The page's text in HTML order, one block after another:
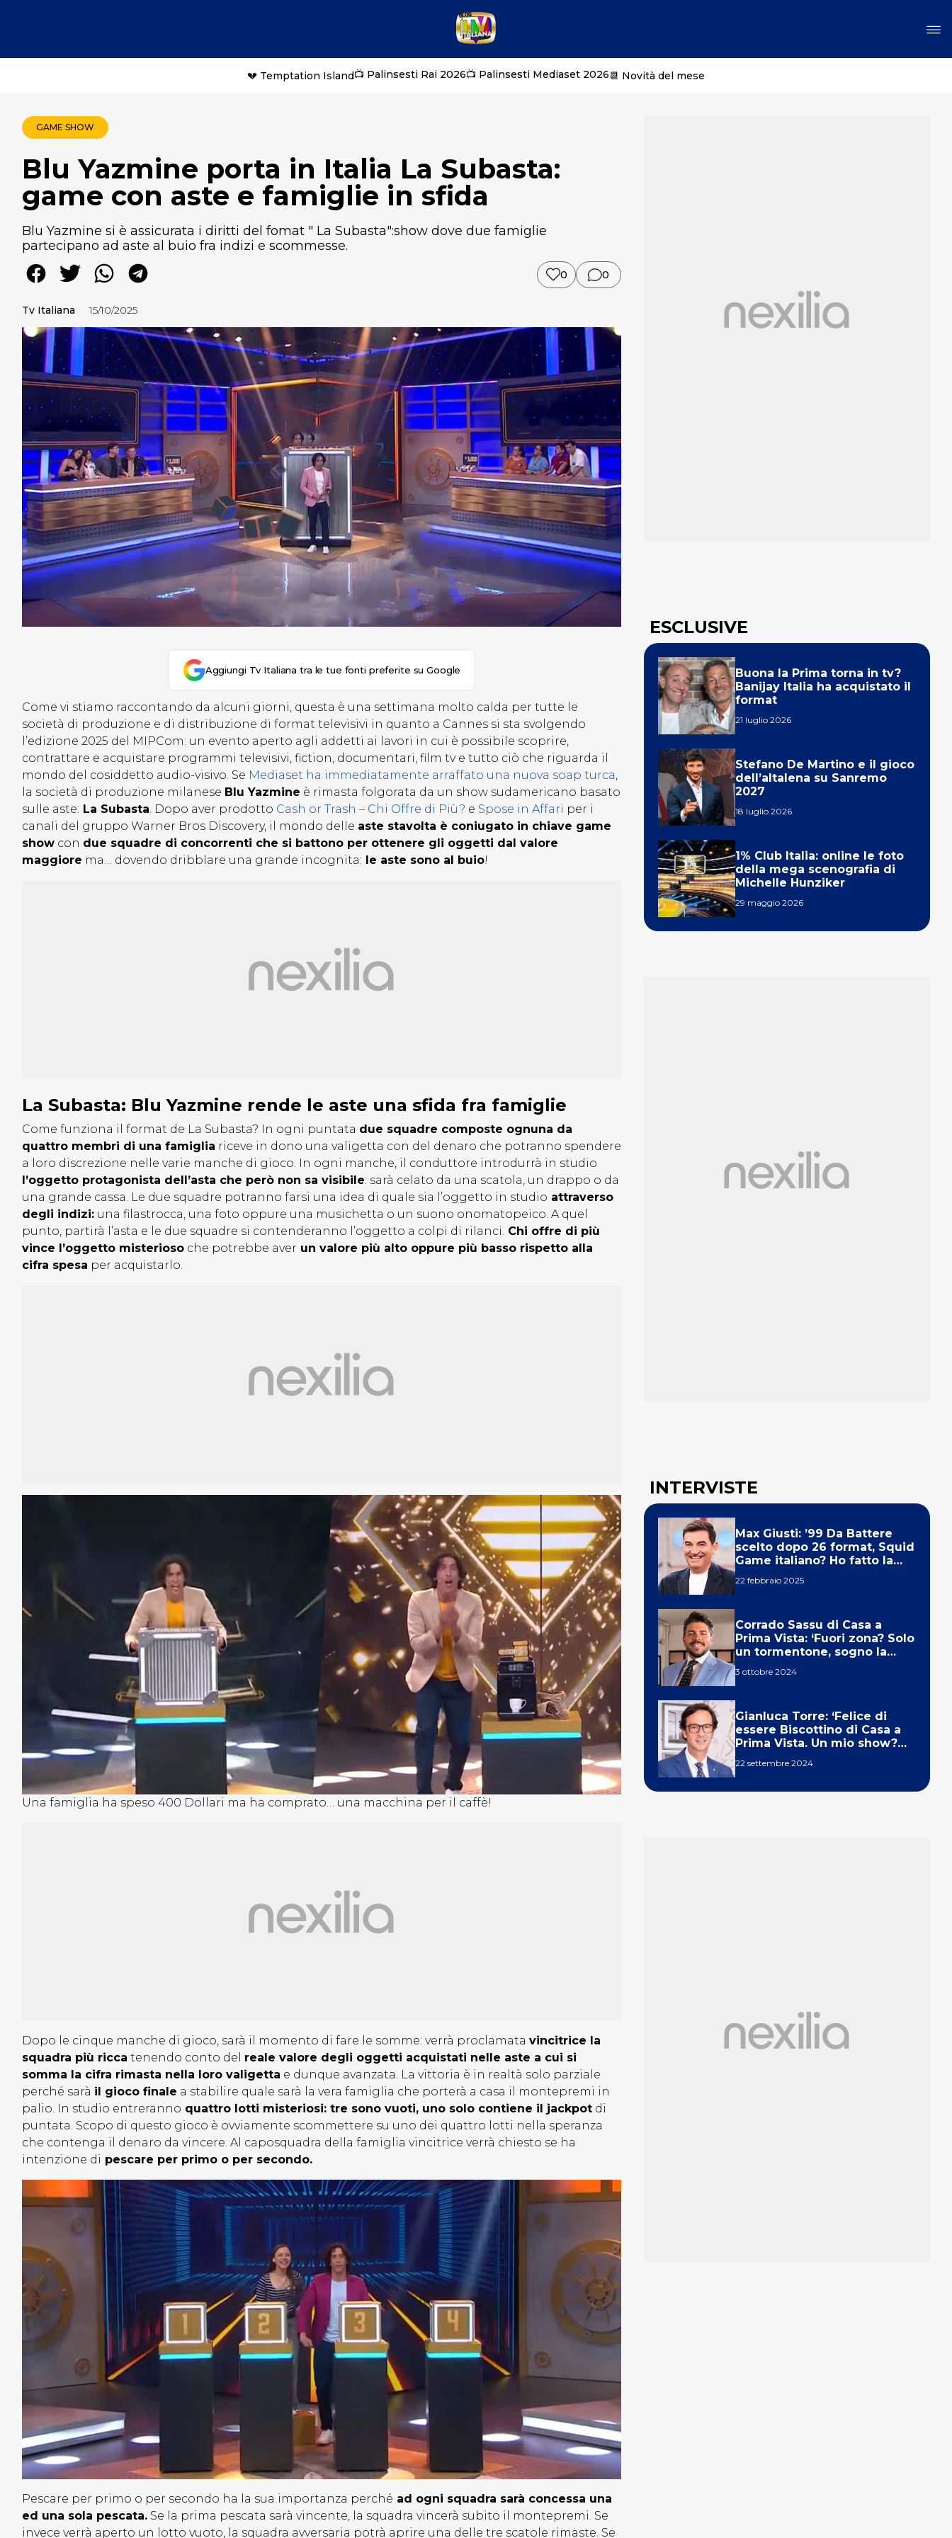
💔 Temptation Island📺 Palinsesti Rai 2026📺 Palinsesti Mediaset 2026📆 Novità del mese
GAME SHOW
Blu Yazmine porta in Italia La Subasta:
game con aste e famiglie in sfida
Blu Yazmine si è assicurata i diritti del fomat " La Subasta":show dove due famiglie
partecipano ad aste al buio fra indizi e scommesse.
0 0
Tv Italiana 15/10/2025
Aggiungi Tv Italiana tra le tue fonti preferite su Google
Come vi stiamo raccontando da alcuni giorni, questa è una settimana molto calda per tutte le
società di produzione e di distribuzione di format televisivi in quanto a Cannes si sta svolgendo
l’edizione 2025 del MIPCom: un evento aperto agli addetti ai lavori in cui è possibile scoprire,
contrattare e acquistare programmi televisivi, fiction, documentari, film tv e tutto ciò che riguarda il
mondo del cosiddetto audio-visivo. Se Mediaset ha immediatamente arraffato una nuova soap turca,
la società di produzione milanese Blu Yazmine è rimasta folgorata da un show sudamericano basato
sulle aste: La Subasta. Dopo aver prodotto Cash or Trash – Chi Offre di Più? e Spose in Affari per i
canali del gruppo Warner Bros Discovery, il mondo delle aste stavolta è coniugato in chiave game
show con due squadre di concorrenti che si battono per ottenere gli oggetti dal valore
maggiore ma… dovendo dribblare una grande incognita: le aste sono al buio!
La Subasta: Blu Yazmine rende le aste una sfida fra famiglie
Come funziona il format de La Subasta? In ogni puntata due squadre composte ognuna da
quattro membri di una famiglia riceve in dono una valigetta con del denaro che potranno spendere
a loro discrezione nelle varie manche di gioco. In ogni manche, il conduttore introdurrà in studio
l’oggetto protagonista dell’asta che però non sa visibile: sarà celato da una scatola, un drappo o da
una grande cassa. Le due squadre potranno farsi una idea di quale sia l’oggetto in studio attraverso
degli indizi: una filastrocca, una foto oppure una musichetta o un suono onomatopeico. A quel
punto, partirà l’asta e le due squadre si contenderanno l’oggetto a colpi di rilanci. Chi offre di più
vince l’oggetto misterioso che potrebbe aver un valore più alto oppure più basso rispetto alla
cifra spesa per acquistarlo.
Una famiglia ha speso 400 Dollari ma ha comprato… una macchina per il caffè!
Dopo le cinque manche di gioco, sarà il momento di fare le somme: verrà proclamata vincitrice la
squadra più ricca tenendo conto del reale valore degli oggetti acquistati nelle aste a cui si
somma la cifra rimasta nella loro valigetta e dunque avanzata. La vittoria è in realtà solo parziale
perché sarà il gioco finale a stabilire quale sarà la vera famiglia che porterà a casa il montepremi in
palio. In studio entreranno quattro lotti misteriosi: tre sono vuoti, uno solo contiene il jackpot di
puntata. Scopo di questo gioco è ovviamente scommettere su uno dei quattro lotti nella speranza
che contenga il denaro da vincere. Al caposquadra della famiglia vincitrice verrà chiesto se ha
intenzione di pescare per primo o per secondo.
Pescare per primo o per secondo ha la sua importanza perché ad ogni squadra sarà concessa una
ed una sola pescata. Se la prima pescata sarà vincente, la squadra vincerà subito il montepremi. Se
invece verrà aperto un lotto vuoto, la squadra avversaria potrà aprire una delle tre scatole rimaste. Se
ESCLUSIVE
Buona la Prima torna in tv?
Banijay Italia ha acquistato il
format
21 luglio 2026
Stefano De Martino e il gioco
dell’altalena su Sanremo
2027
18 luglio 2026
1% Club Italia: online le foto
della mega scenografia di
Michelle Hunziker
29 maggio 2026
INTERVISTE
Max Giusti: ’99 Da Battere
scelto dopo 26 format, Squid
Game italiano? Ho fatto la
22 febbraio 2025
Corrado Sassu di Casa a
Prima Vista: ‘Fuori zona? Solo
un tormentone, sogno la
3 ottobre 2024
Gianluca Torre: ‘Felice di
essere Biscottino di Casa a
Prima Vista. Un mio show?
22 settembre 2024